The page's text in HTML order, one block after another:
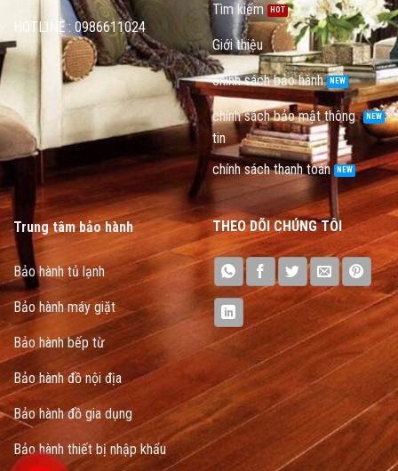
HOTLINE : 0986611024
Tìm kiếm
Giới thiệu
chính sách bảo hành
chính sách bảo mật thông
tin
chính sách thanh toán
Trung tâm bảo hành
Bảo hành tủ lạnh
Bảo hành máy giặt
Bảo hành bếp từ
Bảo hành đồ nội địa
Bảo hành đồ gia dụng
Bảo hành thiết bị nhập khẩu
THEO DÕI CHÚNG TÔI